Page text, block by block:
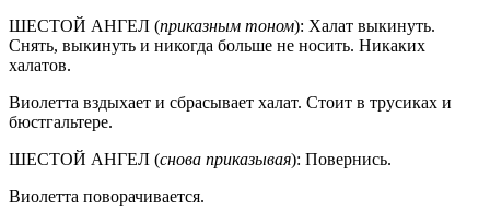
ШЕСТОЙ АНГЕЛ (приказным тоном): Халат выкинуть.
Снять, выкинуть и никогда больше не носить. Никаких
халатов.
Виолетта вздыхает и сбрасывает халат. Стоит в трусиках и
бюстгальтере.
ШЕСТОЙ АНГЕЛ (снова приказывая): Повернись.
Виолетта поворачивается.